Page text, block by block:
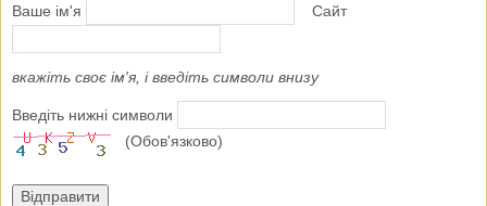
Ваше ім'я Сайт
вкажіть своє ім'я, і введіть символи внизу
Введіть нижні символи
(Обов'язково)
Відправити